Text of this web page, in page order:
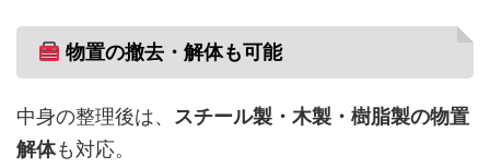
物置の撤去・解体も可能
中身の整理後は、 スチール製・木製・樹脂製の物置
解体も対応。